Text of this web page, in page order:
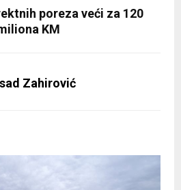
poreza veći za 120
KM
Zahirović